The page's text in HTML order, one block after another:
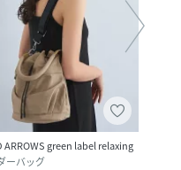
ARROWS green label relaxing
ーバッグ